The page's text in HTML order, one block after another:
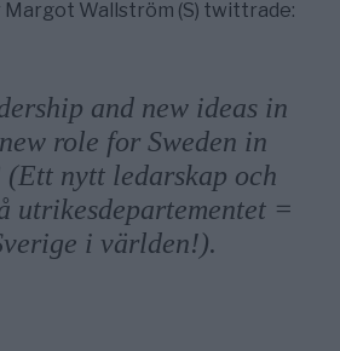
Wallström (S) twittrade:
role for Sweden in
nytt ledarskap och
utrikesdepartementet =
i världen!).